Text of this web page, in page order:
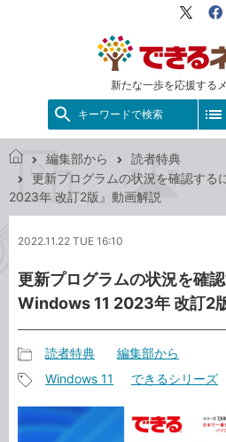
新たな一歩を応援する
X（旧
キーワードで検索
で
き
ッ
編集部から
読者特典
更新プログラムの状況を確認する
2023年 改訂2版』動画解説
2022.11.22 TUE 16:10
更新プログラムの状況を確
Windows 11 2023年 改訂2
事
カ
テ
読者特典 編集部から
事
Windows 11 できるシリーズ